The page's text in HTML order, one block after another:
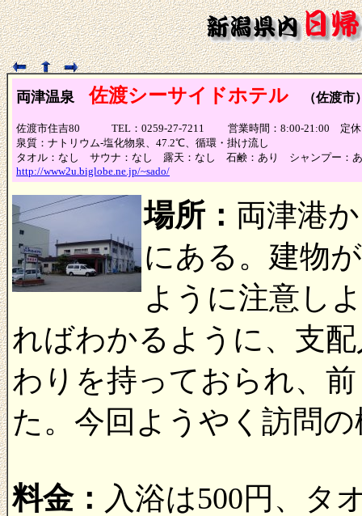
両津温泉佐渡シーサイドホテル （佐渡
佐渡市住吉80 TEL：0259-27-7211 営業時間：8:00-21:00 定休
泉質：ナトリウム-塩化物泉、47.2℃、循環・掛け流し
タオル：なし サウナ：なし 露天：なし 石鹸：あり シャンプー：
http://www2u.biglobe.ne.jp/~sado/
場所： 両津港
にある。建物
ように注意し
ればわかるように、支
わりを持っておられ、
た。今回ようやく訪問
料金： 入浴は500円、タ